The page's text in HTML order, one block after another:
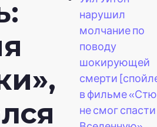
нарушил
молчание по
поводу
шокирующей
смерти
в фильме
не смог спасти